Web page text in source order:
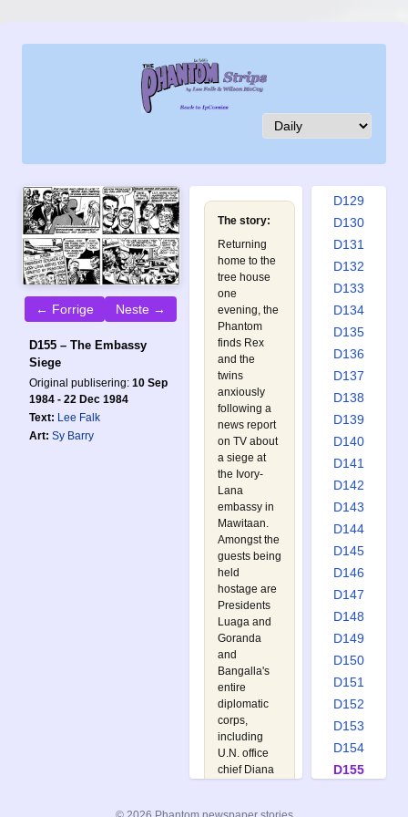
← Forrige Neste →
D155 – The Embassy
Siege
Original publisering: 10 Sep
1984 - 22 Dec 1984
Text: Lee Falk
Art: Sy Barry
The story:
Returning
home to the
tree house
one
evening, the
Phantom
finds Rex
and the
twins
anxiously
following a
news report
on TV about
a siege at
the Ivory-
Lana
embassy in
Mawitaan.
Amongst the
guests being
held
hostage are
Presidents
Luaga and
Goranda
and
Bangalla's
entire
diplomatic
corps,
including
U.N. office
chief Diana
D122
D125
D129
D130
D131
D132
D133
D134
D135
D136
D137
D138
D139
D140
D141
D142
D143
D144
D145
D146
D147
D148
D149
D150
D151
D152
D153
D154
D155